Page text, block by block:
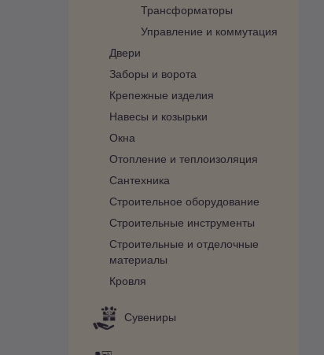
Трансформаторы
Управление и коммутация
Двери
Заборы и ворота
Крепежные изделия
Навесы и козырьки
Окна
Отопление и теплоизоляция
Сантехника
Строительное оборудование
Строительные инструменты
Строительные и отделочные
материалы
Кровля
Сувениры